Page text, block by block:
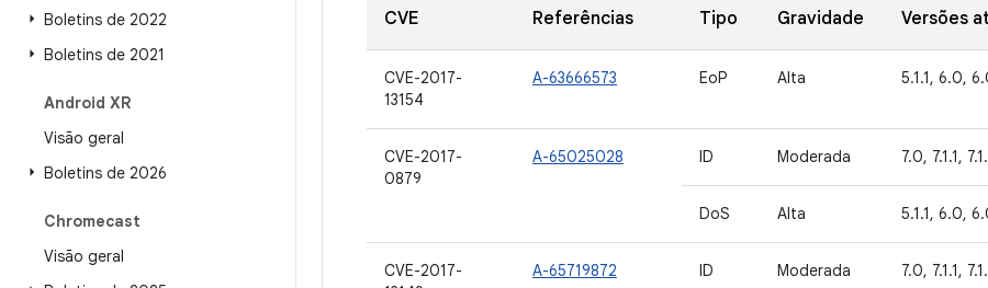
Boletins de 2022
Boletins de 2021
Android XR
Visão geral
Boletins de 2026
Chromecast
Visão geral
CVE Referências Tipo Gravidade Versões
CVE-2017-
13154
A-63666573 EoP Alta 5.1.1, 6.0,
CVE-2017-
0879
A-65025028 ID Moderada 7.0, 7.1.1,
DoS Alta 5.1.1, 6.0,
CVE-2017-
A-65719872 ID Moderada 7.0, 7.1.1,